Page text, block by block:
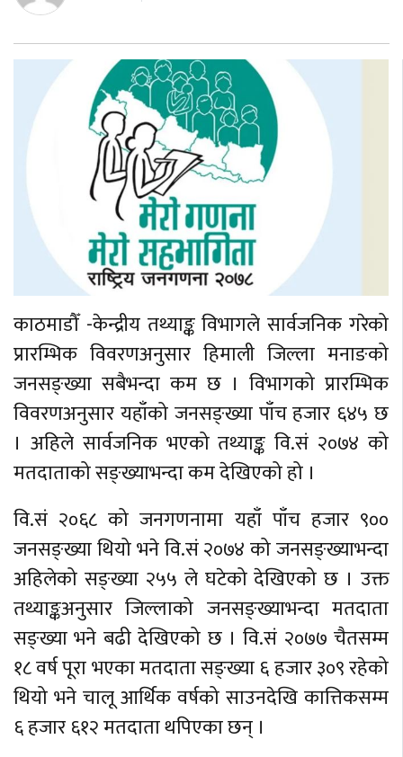
बेलायत
जापान
क्यानाडा
काठमाडौँ -केन्द्रीय तथ्याङ्क विभागले सार्वजनिक गरेको
प्रारम्भिक विवरणअनुसार हिमाली जिल्ला मनाङको
जनसङ्ख्या सबैभन्दा कम छ । विभागको प्रारम्भिक
विवरणअनुसार यहाँको जनसङ्ख्या पाँच हजार ६४५ छ
। अहिले सार्वजनिक भएको तथ्याङ्क वि.सं २०७४ को
मतदाताको सङ्ख्याभन्दा कम देखिएको हो ।
वि.सं २०६८ को जनगणनामा यहाँ पाँच हजार ९००
जनसङ्ख्या थियो भने वि.सं २०७४ को जनसङ्ख्याभन्दा
अहिलेको सङ्ख्या २५५ ले घटेको देखिएको छ । उक्त
तथ्याङ्कअनुसार जिल्लाको जनसङ्ख्याभन्दा मतदाता
सङ्ख्या भने बढी देखिएको छ । वि.सं २०७७ चैतसम्म
१८ वर्ष पूरा भएका मतदाता सङ्ख्या ६ हजार ३०९ रहेको
थियो भने चालू आर्थिक वर्षको साउनदेखि कात्तिकसम्म
६ हजार ६१२ मतदाता थपिएका छन् ।